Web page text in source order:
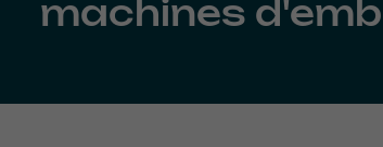
machines